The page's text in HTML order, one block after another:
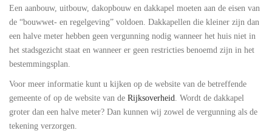
Een aanbouw, uitbouw, dakopbouw en dakkapel moeten aan de eisen van
de “bouwwet- en regelgeving” voldoen. Dakkapellen die kleiner zijn dan
een halve meter hebben geen vergunning nodig wanneer het huis niet in
het stadsgezicht staat en wanneer er geen restricties benoemd zijn in het
bestemmingsplan.
Voor meer informatie kunt u kijken op de website van de betreffende
gemeente of op de website van de Rijksoverheid. Wordt de dakkapel
groter dan een halve meter? Dan kunnen wij zowel de vergunning als de
tekening verzorgen.